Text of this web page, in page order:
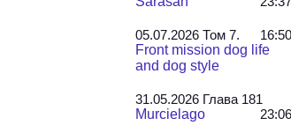
05.07.2026 Том 7.
16:50
Front mission dog life
and dog style
31.05.2026 Глава 181
23:06
Murcielago